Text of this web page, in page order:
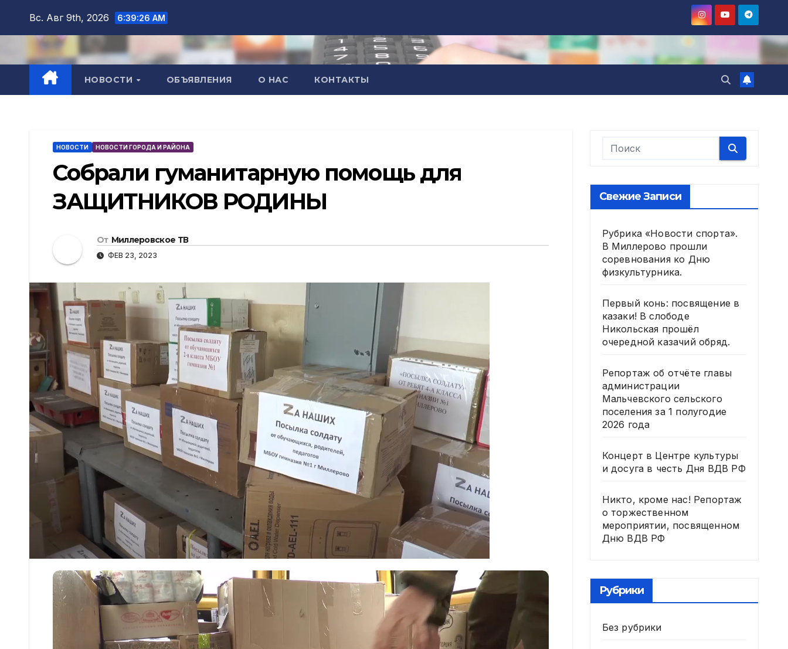
содержимому
Вс. Авг 9th, 2026 6:39:27 AM
НОВОСТИ ОБЪЯВЛЕНИЯ О НАС КОНТАКТЫ
НОВОСТИ НОВОСТИ ГОРОДА И РАЙОНА
Собрали гуманитарную помощь для
ЗАЩИТНИКОВ РОДИНЫ
От Миллеровское ТВ
ФЕВ 23, 2023
Свежие Записи
Рубрика «Новости спорта».
В Миллерово прошли
соревнования ко Дню
физкультурника.
Первый конь: посвящение в
казаки! В слободе
Никольская прошёл
очередной казачий обряд.
Репортаж об отчёте главы
администрации
Мальчевского сельского
поселения за 1 полугодие
2026 года
Концерт в Центре культуры
и досуга в честь Дня ВДВ РФ
Никто, кроме нас! Репортаж
о торжественном
мероприятии, посвященном
Дню ВДВ РФ
Рубрики
Без рубрики